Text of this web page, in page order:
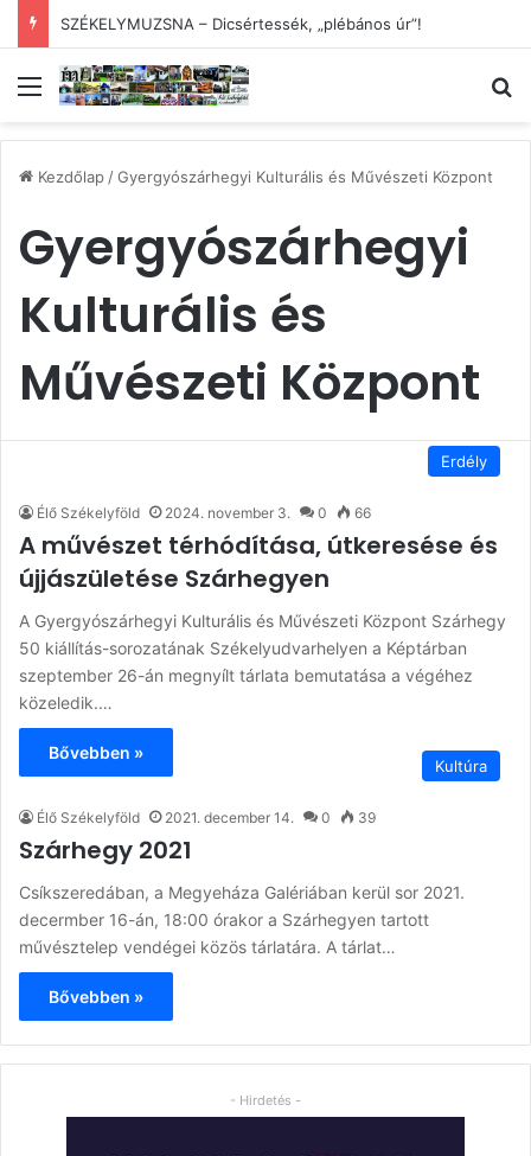
SZÉKELYMUZSNA – Dicsértessék, „plébános úr”!
Menü
Kezdőlap/Gyergyószárhegyi Kulturális és Művészeti Központ
Gyergyószárhegyi
Kulturális és
Művészeti Központ
Erdély
Élő Székelyföld 2024. november 3. 0 66
A művészet térhódítása, útkeresése és
újjászületése Szárhegyen
A Gyergyószárhegyi Kulturális és Művészeti Központ Szárhegy
50 kiállítás-sorozatának Székelyudvarhelyen a Képtárban
szeptember 26-án megnyílt tárlata bemutatása a végéhez
közeledik.…
Bővebben »
Kultúra
Élő Székelyföld 2021. december 14. 0 39
Szárhegy 2021
Csíkszeredában, a Megyeháza Galériában kerül sor 2021.
decermber 16-án, 18:00 órakor a Szárhegyen tartott
művésztelep vendégei közös tárlatára. A tárlat…
Bővebben »
- Hirdetés -